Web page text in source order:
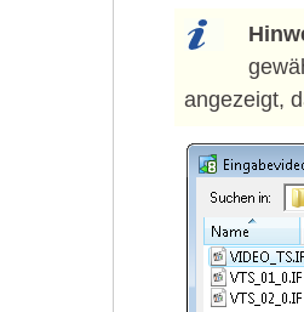
angezeigt,